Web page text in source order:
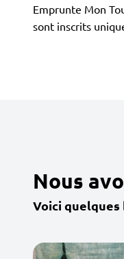
Emprunte Mon
sont inscrits
Nous
Voici